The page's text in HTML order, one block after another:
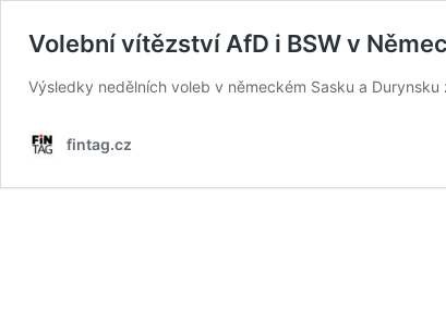
Volební vítězství AfD i BSW v
Výsledky nedělních voleb v německém Sasku a
fintag.cz